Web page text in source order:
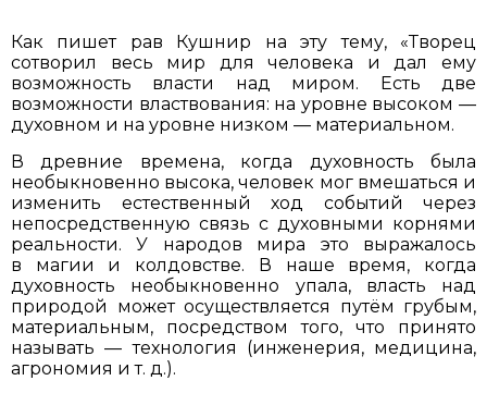
Как пишет рав Кушнир на эту тему, «Творец
сотворил весь мир для человека и дал ему
возможность власти над миром. Есть две
возможности властвования: на уровне высоком —
духовном и на уровне низком — материальном.
В древние времена, когда духовность была
необыкновенно высока, человек мог вмешаться и
изменить естественный ход событий через
непосредственную связь с духовными корнями
реальности. У народов мира это выражалось
в магии и колдовстве. В наше время, когда
духовность необыкновенно упала, власть над
природой может осуществляется путём грубым,
материальным, посредством того, что принято
называть — технология (инженерия, медицина,
агрономия и т. д.).